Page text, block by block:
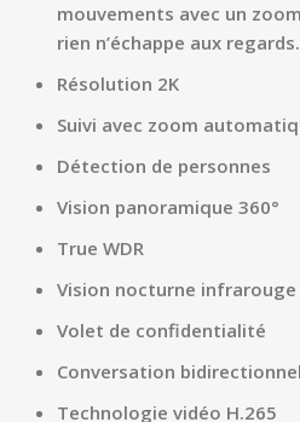
mouvements avec un
rien n’échappe aux regards.
Résolution 2K
Suivi avec zoom
Détection de personnes
Vision panoramique 360°
True WDR
Vision nocturne infrarouge
Volet de confidentialité
Conversation
Technologie vidéo H.265